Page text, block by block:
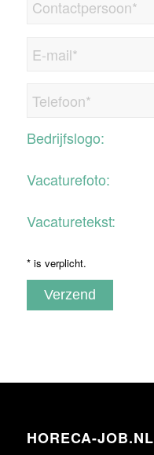
Bedrijfslogo:
Vacaturefoto:
Vacaturetekst:
* is verplicht.
HORECA-JOB.NL